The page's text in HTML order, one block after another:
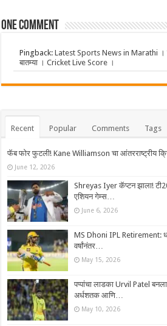
One comment
Pingback:Latest Sports News in Marathi ।
बातम्या । Cricket Live Score ।
Recent Popular Comments Tags
फॅब फोर फुटली! Kane Williamson चा आंतरराष्ट्रीय
June 12, 2026
Shreyas Iyer कॅप्टन झाला! टी20
एशियन गेम्स…
June 6, 2026
MS Dhoni IPL Retirement:
वर्षांनंतर…
May 15, 2026
पप्पांचा लाडका Urvil Patel
अर्धशतक आणि…
May 10, 2026